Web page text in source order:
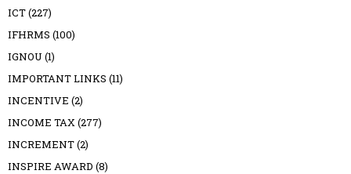
ICT(227)
IFHRMS (100)
IGNOU (1)
IMPORTANT LINKS (11)
INCENTIVE (2)
INCOME TAX(277)
INCREMENT(2)
INSPIRE AWARD (8)